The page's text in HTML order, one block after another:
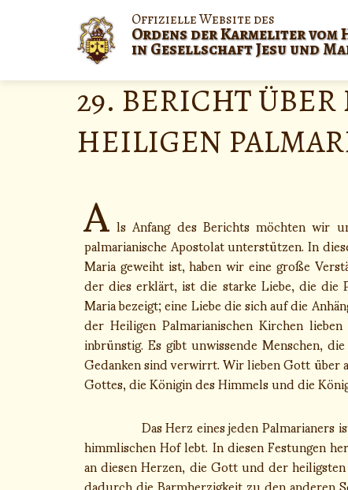
Offizielle Website des
Ordens der Karmeliter
in Gesellschaft Jesu und
29. BERICHT
HEILIGEN
A ls Anfang des Berichts möchten wir
palmarianische Apostolat unterstützen. In
Maria geweiht ist, haben wir eine große
der dies erklärt, ist die starke Liebe, die die
Maria bezeigt; eine Liebe die sich auf die
der Heiligen Palmarianischen Kirchen
inbrünstig. Es gibt unwissende Menschen,
Gedanken sind verwirrt. Wir lieben Gott
Gottes, die Königin des Himmels und die
Das Herz eines jeden Palmarianers ist
himmlischen Hof lebt. In diesen Festungen
an diesen Herzen, die Gott und der